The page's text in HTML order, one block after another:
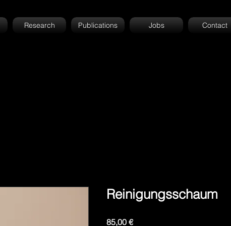
Research Publications Jobs Contact
Reinigungsschaum
85,00 €Preis